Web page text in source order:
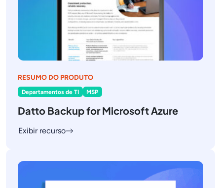
RESUMO DO PRODUTO
Departamentos de TI MSP
Datto Backup for Microsoft Azure
Exibir recurso